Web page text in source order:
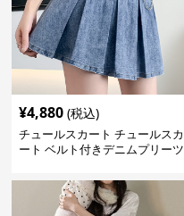
¥4,880 (税込)
チュールスカート チュールスカ
ート ベルト付きデニムプリーツ